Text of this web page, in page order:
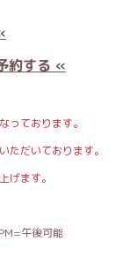
約する «
っております。
ただいております。
げます。
午後可能